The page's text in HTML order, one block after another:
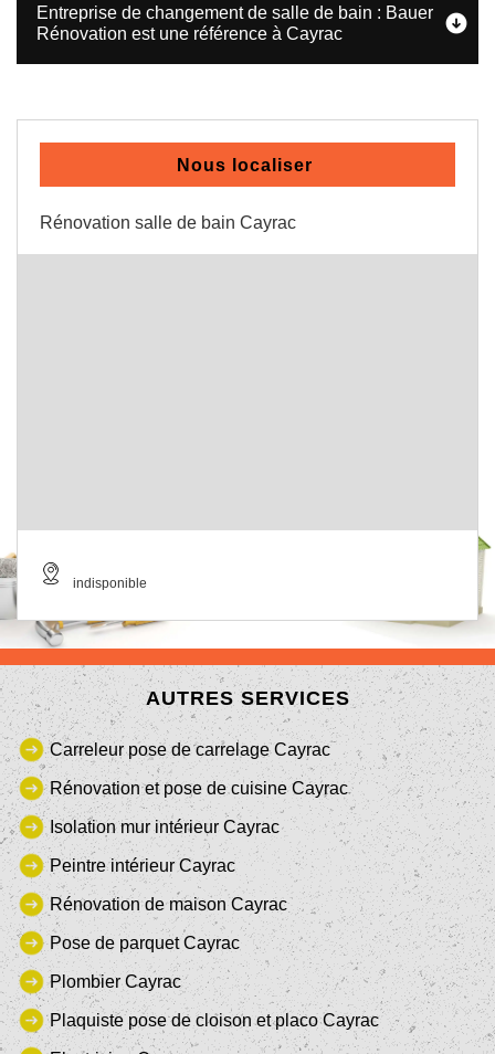
Entreprise de changement de salle de bain : Bauer
Rénovation est une référence à Cayrac
Nous localiser
Rénovation salle de bain Cayrac
indisponible
AUTRES SERVICES
Carreleur pose de carrelage Cayrac
Rénovation et pose de cuisine Cayrac
Isolation mur intérieur Cayrac
Peintre intérieur Cayrac
Rénovation de maison Cayrac
Pose de parquet Cayrac
Plombier Cayrac
Plaquiste pose de cloison et placo Cayrac